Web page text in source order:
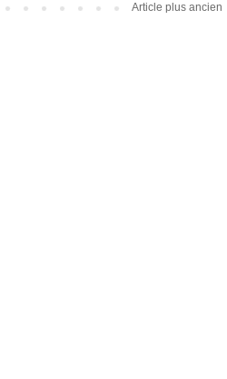
Article plus ancien